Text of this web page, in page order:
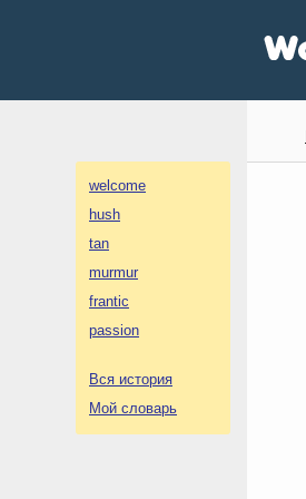
welcome
hush
tan
murmur
frantic
passion
Вся история
Мой словарь